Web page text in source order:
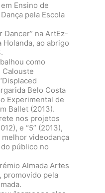
Ensino de
pela Escola
Dancer” na ArtEz-
ao abrigo
como
Calouste
Belo Costa
Experimental de
Ballet (2013).
nos projetos
e “5” (2013),
videodança
público no
Almada Artes
promovido pela